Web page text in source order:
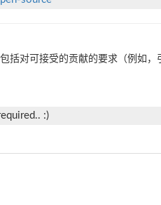
括对可接受的贡献的要求（例如
:)